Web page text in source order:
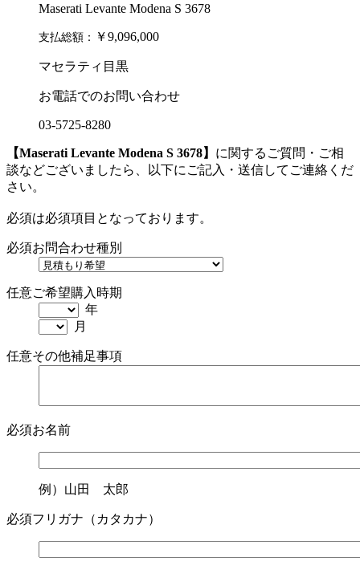
Maserati Levante Modena S 3678
支払総額： ￥9,096,000
マセラティ目黒
お電話でのお問い合わせ
03-5725-8280
【Maserati Levante Modena S 3678】 に関するご質問・ご相
談などございましたら、以下にご記入・送信してご連絡くだ
さい。
必須は必須項目となっております。
必須お問合わせ種別
任意ご希望購入時期
年
月
任意その他補足事項
必須お名前
例）山田 太郎
必須フリガナ（カタカナ）